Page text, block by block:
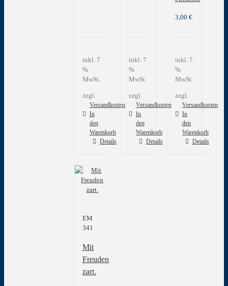
inkl. 7
%
MwSt.
zzgl.
Versandkosten
In
den
Warenkorb
Details
inkl. 7
%
MwSt.
zzgl.
Versandkosten
In
den
Warenkorb
Details
3,00 €
inkl. 7
%
MwSt.
zzgl.
Versandkosten
In
den
Warenkorb
Details
EM
341
Mit
Freuden
zart.